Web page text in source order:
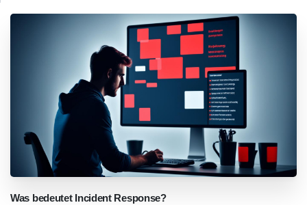
Was bedeutet Incident Response?